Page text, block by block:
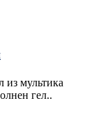
мультика
гел..